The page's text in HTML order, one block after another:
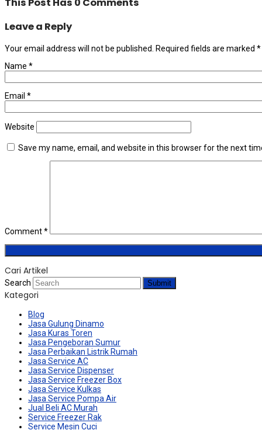
Leave a Reply
Your email address will not be published. Required fields are marked *
Name *
Email *
Website
Save my name, email, and website in this browser for the next
Comment*
Cari Artikel
Search Submit
Kategori
Blog
Jasa Gulung Dinamo
Jasa Kuras Toren
Jasa Pengeboran Sumur
Jasa Perbaikan Listrik Rumah
Jasa Service AC
Jasa Service Dispenser
Jasa Service Freezer Box
Jasa Service Kulkas
Jasa Service Pompa Air
Jual Beli AC Murah
Service Freezer Rak
Service Mesin Cuci